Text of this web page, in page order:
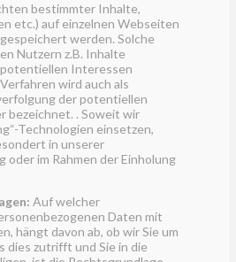
bestimmter Inhalte,
etc.) auf einzelnen Webseiten
werden. Solche
Nutzern z.B. Inhalte
potentiellen Interessen
wird auch als
der potentiellen
bezeichnet. . Soweit wir
Technologien einsetzen,
in unserer
oder im Rahmen der Einholung
Auf welcher
Daten mit
hängt davon ab, ob wir Sie um
dies zutrifft und Sie in die